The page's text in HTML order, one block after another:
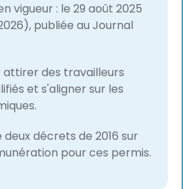
vigueur : le 29 août 2025
publiée au Journal
attirer des travailleurs
et s'aligner sur les
deux décrets de 2016 sur
pour ces permis.